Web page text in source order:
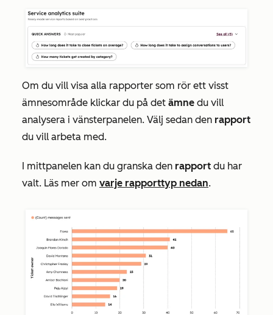
Om du vill visa alla rapporter som rör ett visst
ämnesområde klickar du på det ämne du vill
analysera i vänsterpanelen. Välj sedan den rapport
du vill arbeta med.
I mittpanelen kan du granska den rapport du har
valt. Läs mer om varje rapporttyp nedan.